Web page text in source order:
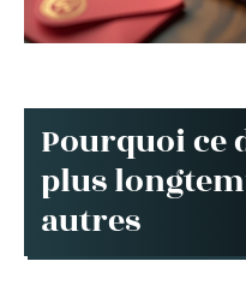
Pourquoi ce
plus
autres